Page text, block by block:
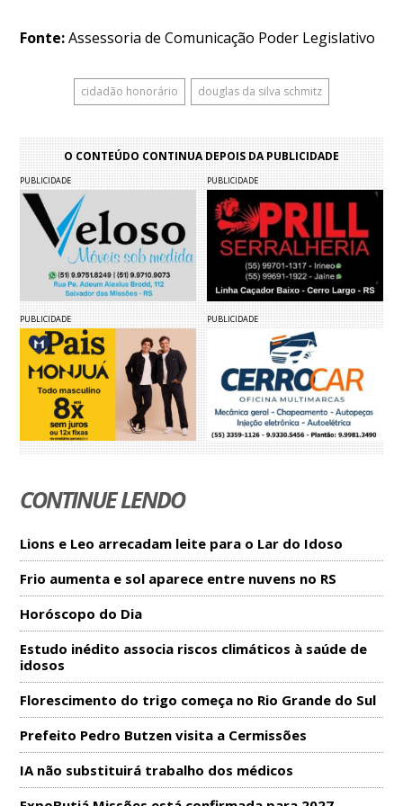
Fonte:Assessoria de Comunicação Poder Legislativo
cidadão honorário douglas da silva schmitz
O CONTEÚDO CONTINUA DEPOIS DA PUBLICIDADE
PUBLICIDADE PUBLICIDADE
PUBLICIDADE PUBLICIDADE
CONTINUE LENDO
Lions e Leo arrecadam leite para o Lar do Idoso
Frio aumenta e sol aparece entre nuvens no RS
Horóscopo do Dia
Estudo inédito associa riscos climáticos à saúde de
idosos
Florescimento do trigo começa no Rio Grande do Sul
Prefeito Pedro Butzen visita a Cermissões
IA não substituirá trabalho dos médicos